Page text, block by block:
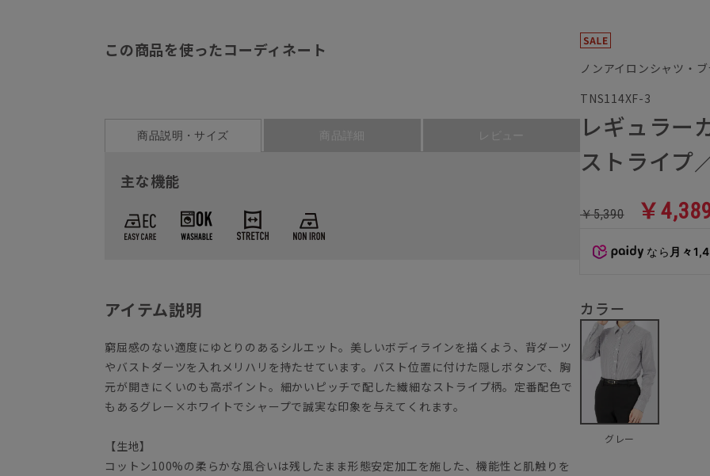
この商品を使ったコーディネート
商品説明・サイズ 商品詳細 レビュー
主な機能
アイテム説明
窮屈感のない適度にゆとりのあるシルエット。美しいボディラインを描くよう、背ダーツ
やバストダーツを入れメリハリを持たせています。バスト位置に付けた隠しボタンで、胸
元が開きにくいのも高ポイント。細かいピッチで配した繊細なストライプ柄。定番配色で
もあるグレー×ホワイトでシャープで誠実な印象を与えてくれます。
【生地】
コットン100%の柔らかな風合いは残したまま形態安定加工を施した、機能性と肌触りを
ノンアイロンシャツ・
TNS114XF-3
レギュラー
ストライプ
￥5,390 ￥
なら 月々
カラー
グレー